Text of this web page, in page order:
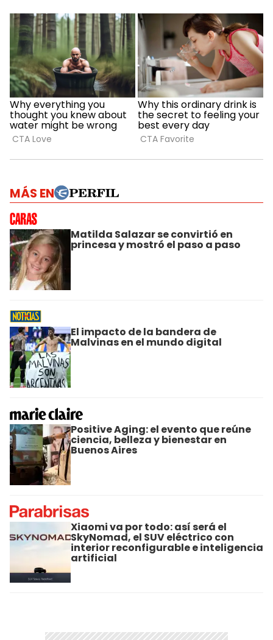
MÁS EN
Matilda Salazar se convirtió en
princesa y mostró el paso a paso
El impacto de la bandera de
Malvinas en el mundo digital
Positive Aging: el evento que reúne
ciencia, belleza y bienestar en
Buenos Aires
Xiaomi va por todo: así será el
SkyNomad, el SUV eléctrico con
interior reconfigurable e inteligencia
artificial